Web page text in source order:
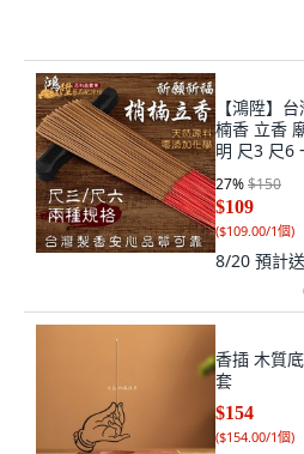
【鴻陞】
楠香 立香
明 尺3 尺6
香 尺3 一斤
27%$150
$109
($109.00/1個)
8/20 預計
香插 木質
套
$154
($154.00/1個)